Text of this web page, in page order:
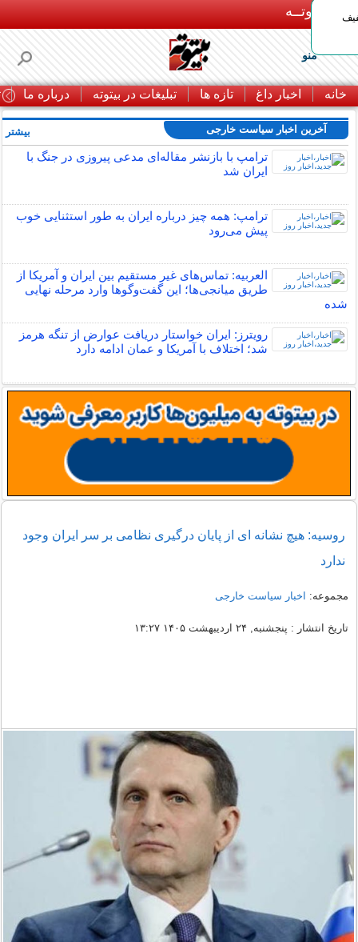
بـیتوتــه
منو
خانه اخبار داغ تازه ها تبلیغات در بیتوته درباره ما
50% تخفیف
آخرین اخبار سیاست خارجی
ترامپ با بازنشر مقاله‌ای مدعی پیروزی در جنگ با
ایران شد
ترامپ: همه چیز درباره ایران به طور استثنایی خوب
پیش می‌رود
العربیه: تماس‌های غیر مستقیم بین ایران و آمریکا از
طریق میانجی‌ها؛ این گفت‌و‌گو‌ها وارد مرحله نهایی
شده
رویترز: ایران خواستار دریافت عوارض از تنگه هرمز
شد؛ اختلاف با آمریکا و عمان ادامه دارد
بیشتر
روسیه: هیچ نشانه ای از پایان درگیری نظامی بر سر ایران وجود
ندارد
مجموعه: اخبار سیاست خارجی
تاریخ انتشار : پنجشنبه, ۲۴ اردیبهشت ۱۴۰۵ ۱۳:۲۷